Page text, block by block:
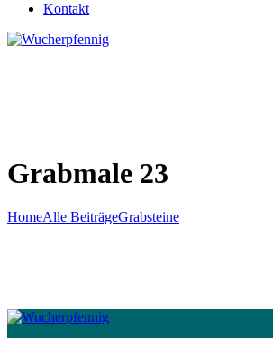
Kontakt
Grabmale 23
HomeAlle BeiträgeGrabsteine